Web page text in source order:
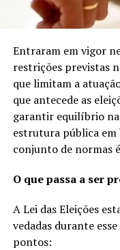
Entraram em vigor
restrições previstas
que limitam a
que antecede as
garantir equilíbrio
estrutura pública em
conjunto de normas
O que passa a ser
A Lei das Eleições
vedadas durante
pontos: